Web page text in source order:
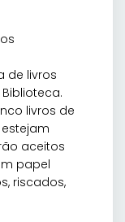
de livros
livros de
aceitos
papel
riscados,